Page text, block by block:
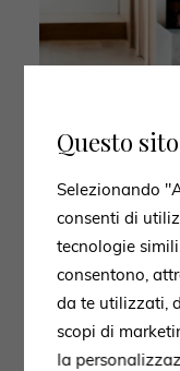
Questo
Selezionando
consenti di
tecnologie
consentono,
da te utilizzati,
scopi di
la